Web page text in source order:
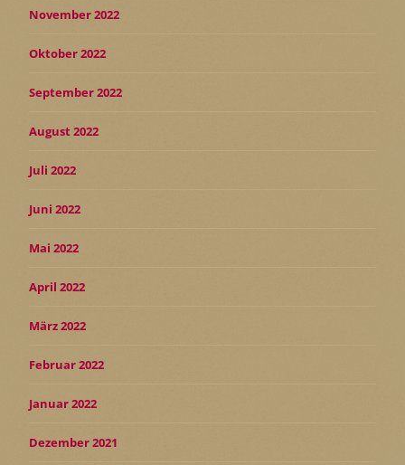
November 2022
Oktober 2022
September 2022
August 2022
Juli 2022
Juni 2022
Mai 2022
April 2022
März 2022
Februar 2022
Januar 2022
Dezember 2021